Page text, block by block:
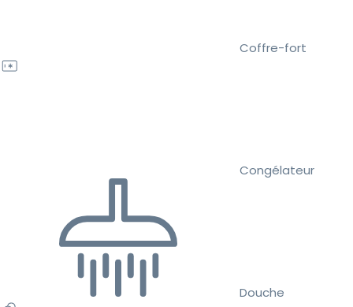
Coffre-fort
Congélateur
Douche